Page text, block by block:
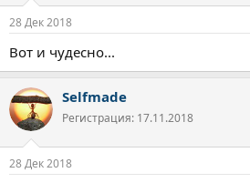
28 Дек 2018
Вот и чудесно...
Selfmade
Регистрация: 17.11.2018
28 Дек 2018